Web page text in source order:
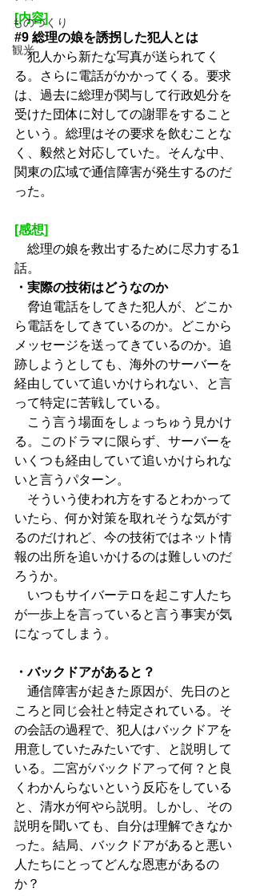
ものづくり
観光
[内容]
#9 総理の娘を誘拐した犯人とは
犯人から新たな写真が送られてく
る。さらに電話がかかってくる。要求
は、過去に総理が関与して行政処分を
受けた団体に対しての謝罪をすること
という。総理はその要求を飲むことな
く、毅然と対応していた。そんな中、
関東の広域で通信障害が発生するのだ
った。
[感想]
総理の娘を救出するために尽力する1
話。
・実際の技術はどうなのか
脅迫電話をしてきた犯人が、どこか
ら電話をしてきているのか。どこから
メッセージを送ってきているのか。追
跡しようとしても、海外のサーバーを
経由していて追いかけられない、と言
って特定に苦戦している。
こう言う場面をしょっちゅう見かけ
る。このドラマに限らず、サーバーを
いくつも経由していて追いかけられな
いと言うパターン。
そういう使われ方をするとわかって
いたら、何か対策を取れそうな気がす
るのだけれど、今の技術ではネット情
報の出所を追いかけるのは難しいのだ
ろうか。
いつもサイバーテロを起こす人たち
が一歩上を言っていると言う事実が気
になってしまう。
・バックドアがあると？
通信障害が起きた原因が、先日のと
ころと同じ会社と特定されている。そ
の会話の過程で、犯人はバックドアを
用意していたみたいです、と説明して
いる。二宮がバックドアって何？と良
くわかんらないという反応をしている
と、清水が何やら説明。しかし、その
説明を聞いても、自分は理解できなか
った。結局、バックドアがあると悪い
人たちにとってどんな恩恵があるの
か？